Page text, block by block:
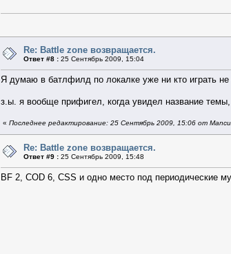
Re: Battle zone возвращается.
Ответ #8 : 25 Сентябрь 2009, 15:04
Я думаю в батлфилд по локалке уже ни кто играть
з.ы. я вообще прифигел, когда увидел название
« Последнее редактирование: 25 Сентябрь 2009, 15:06 от
Re: Battle zone возвращается.
Ответ #9 : 25 Сентябрь 2009, 15:48
BF 2, COD 6, CSS и одно место под периодические